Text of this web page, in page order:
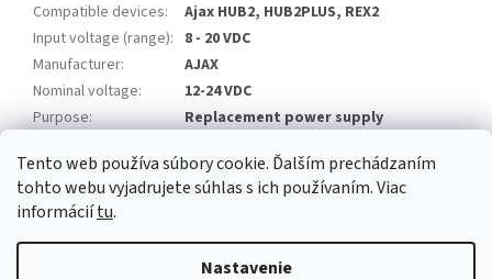
Tento web používa súbory cookie. Ďalším prechádzaním
tohto webu vyjadrujete súhlas s ich používaním. Viac
informáciítu.
Nastavenie
Compatible devices:
Ajax HUB2, HUB2PLUS, REX2
Input voltage (range): 8 - 20 VDC
Manufacturer:
AJAX
Nominal voltage:
12-24 VDC
Purpose: Replacement power supply
Newsletter